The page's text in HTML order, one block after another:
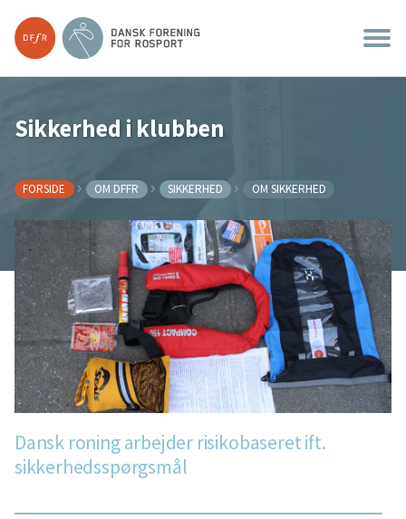
Sikkerhed i klubben
FORSIDE OM DFFR SIKKERHED OM SIKKERHED
Dansk roning arbejder risikobaseret ift.
sikkerhedsspørgsmål